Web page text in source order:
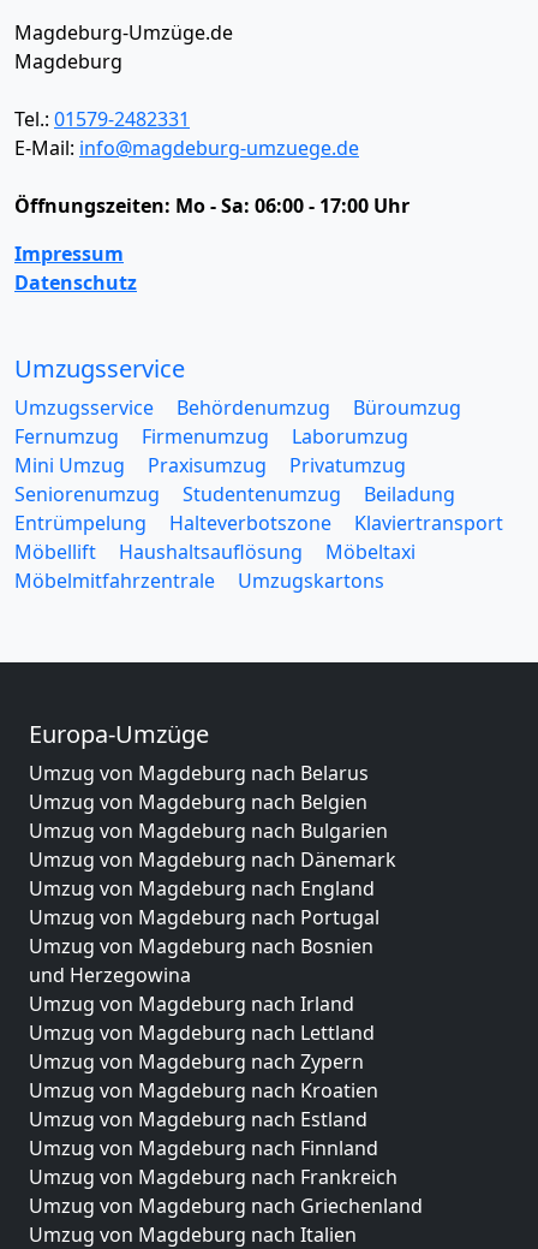
Magdeburg-Umzüge.de
Magdeburg
Tel.: 01579-2482331
E-Mail: info@magdeburg-umzuege.de
Öffnungszeiten: Mo - Sa: 06:00 - 17:00 Uhr
Impressum
Datenschutz
Umzugsservice
Umzugsservice Behördenumzug
Büroumzug
Fernumzug
Firmenumzug
Laborumzug
Mini Umzug
Praxisumzug
Privatumzug
Seniorenumzug
Studentenumzug
Beiladung
Entrümpelung
Halteverbotszone
Klaviertransport
Möbellift
Haushaltsauflösung
Möbeltaxi
Möbelmitfahrzentrale
Umzugskartons
Europa-Umzüge
Umzug von Magdeburg nach Belarus
Umzug von Magdeburg nach Belgien
Umzug von Magdeburg nach Bulgarien
Umzug von Magdeburg nach Dänemark
Umzug von Magdeburg nach England
Umzug von Magdeburg nach Portugal
Umzug von Magdeburg nach Bosnien
und Herzegowina
Umzug von Magdeburg nach Irland
Umzug von Magdeburg nach Lettland
Umzug von Magdeburg nach Zypern
Umzug von Magdeburg nach Kroatien
Umzug von Magdeburg nach Estland
Umzug von Magdeburg nach Finnland
Umzug von Magdeburg nach Frankreich
Umzug von Magdeburg nach Griechenland
Umzug von Magdeburg nach Italien